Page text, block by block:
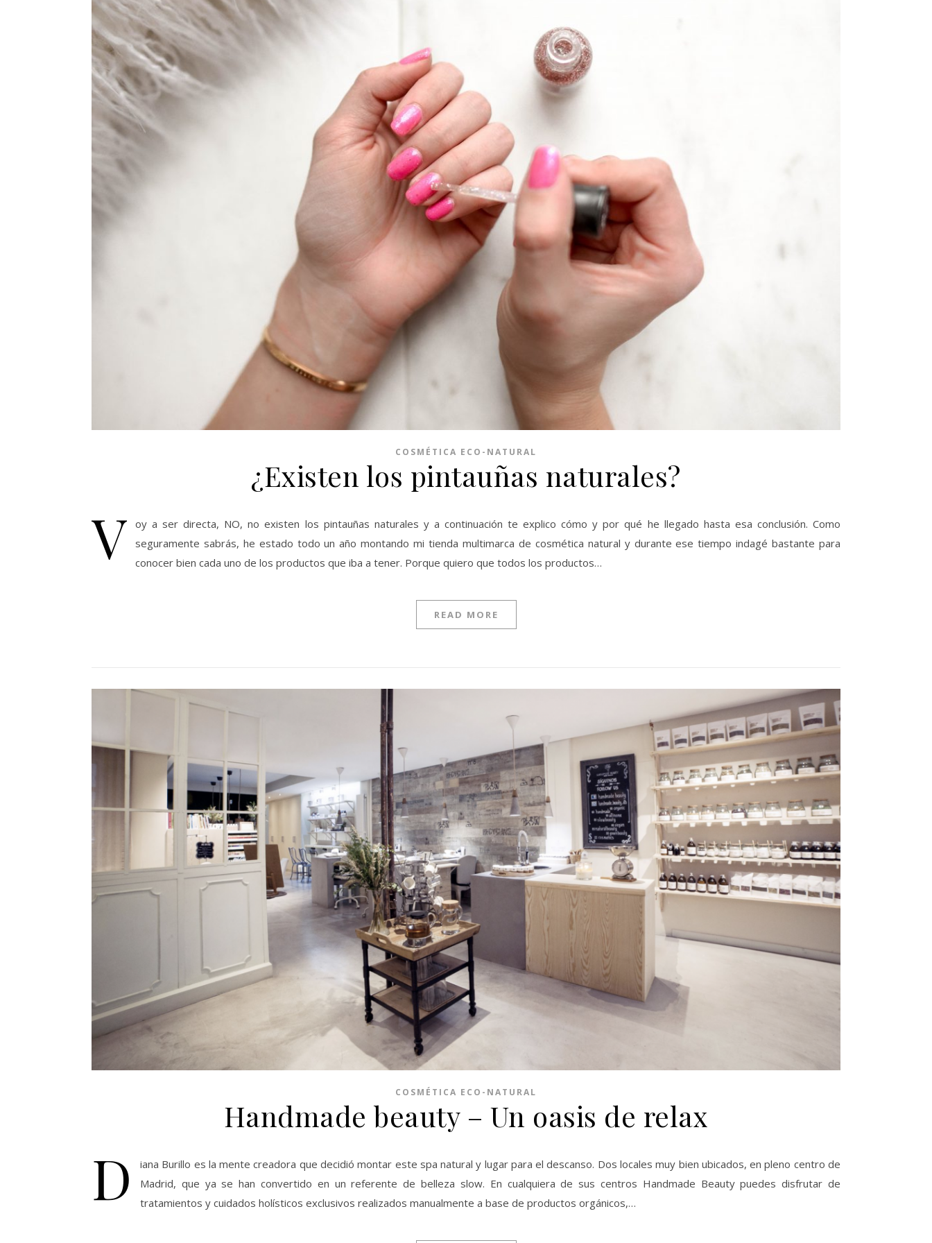
COSMÉTICA ECO-NATURAL
¿Existen los pintauñas naturales?
V oy a ser directa, NO, no existen los pintauñas naturales y a continuación te explico cómo y por qué he llegado hasta esa conclusión. Como
seguramente sabrás, he estado todo un año montando mi tienda multimarca de cosmética natural y durante ese tiempo indagé bastante para
conocer bien cada uno de los productos que iba a tener. Porque quiero que todos los productos…
READ MORE
COSMÉTICA ECO-NATURAL
Handmade beauty – Un oasis de relax
D
iana Burillo es la mente creadora que decidió montar este spa natural y lugar para el descanso. Dos locales muy bien ubicados, en pleno centro de
Madrid, que ya se han convertido en un referente de belleza slow. En cualquiera de sus centros Handmade Beauty puedes disfrutar de
tratamientos y cuidados holísticos exclusivos realizados manualmente a base de productos orgánicos,…